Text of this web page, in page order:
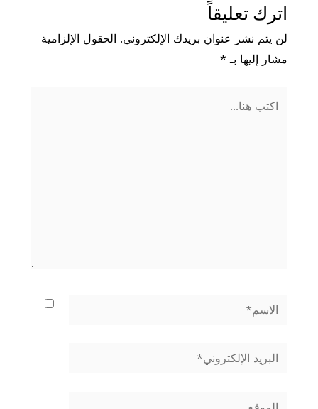
اترك تعليقاً
لن يتم نشر عنوان بريدك الإلكتروني. الحقول الإلزامية
مشار إليها بـ *
الاسم*
البريد
الموقع